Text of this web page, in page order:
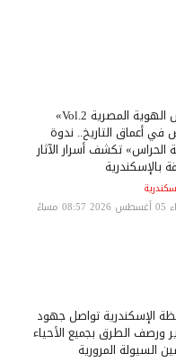
حراس الهوية المصرية Vol.2»
أعماق التاريخ.. ندوة
الحراس» تكشف أسرار الآثار
بالإسكندرية
الإسكندرية تواصل جهود
ورصف الطرق بجميع الأحياء
السيولة المرورية